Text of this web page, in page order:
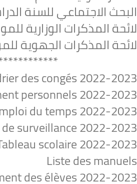
البحث الاجتماعي للسنة
لائحة المذكرات الوزارية للموسم
لائحة المذكرات الجهوية للموسم
des congés 2022-2023
personnels 2022-2023
du temps 2022-2023
surveillance 2022-2023
scolaire 2022-2023
Liste des manuels
des élèves 2022-2023